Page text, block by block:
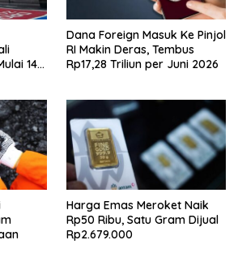
14
Dana Foreign Masuk Ke Pinjol
RI Makin Deras, Tembus
Rp17,28 Triliun per Juni 2026
Harga Emas Meroket Naik
Rp50 Ribu, Satu Gram Dijual
Rp2.679.000